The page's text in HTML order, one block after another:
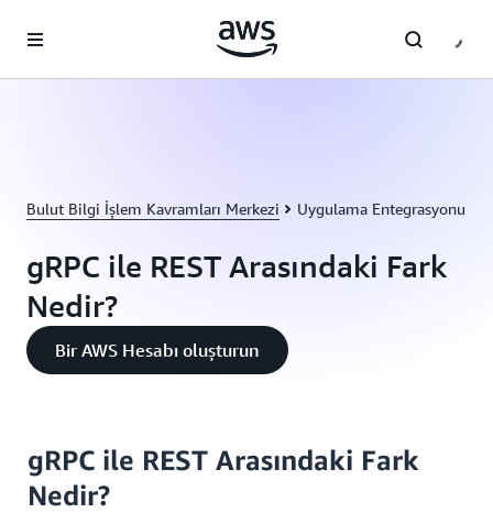
Bulut Bilgi İşlem Kavramları Merkezi Uygulama Entegrasyonu
gRPC ile REST Arasındaki Fark
Nedir?
Bir AWS Hesabı oluşturun
gRPC ile REST Arasındaki Fark
Nedir?